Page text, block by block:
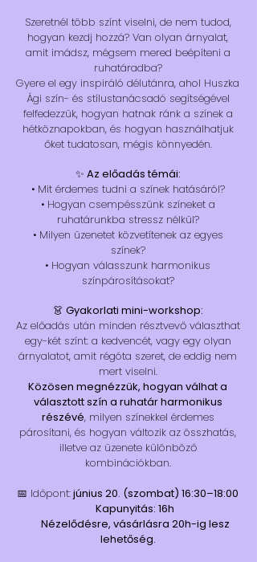
Szeretnél több színt viselni, de nem tudod,
hogyan kezdj hozzá? Van olyan árnyalat,
amit imádsz, mégsem mered beépíteni a
ruhatáradba?
Gyere el egy inspiráló délutánra, ahol Huszka
Ági szín- és stílustanácsadó segítségével
felfedezzük, hogyan hatnak ránk a színek a
hétköznapokban, és hogyan használhatjuk
őket tudatosan, mégis könnyedén.
✨ Az előadás témái:
• Mit érdemes tudni a színek hatásáról?
• Hogyan csempésszünk színeket a
ruhatárunkba stressz nélkül?
• Milyen üzenetet közvetítenek az egyes
színek?
• Hogyan válasszunk harmonikus
színpárosításokat?
👗 Gyakorlati mini-workshop:
Az előadás után minden résztvevő választhat
egy-két színt: a kedvencét, vagy egy olyan
árnyalatot, amit régóta szeret, de eddig nem
mert viselni.
Közösen megnézzük, hogyan válhat a
választott szín a ruhatár harmonikus
részévé, milyen színekkel érdemes
párosítani, és hogyan változik az összhatás,
illetve az üzenete különböző
kombinációkban.
📅 Időpont:június 20. (szombat) 16:30–18:00
Kapunyitás: 16h
Nézelődésre, vásárlásra 20h-ig lesz
lehetőség.